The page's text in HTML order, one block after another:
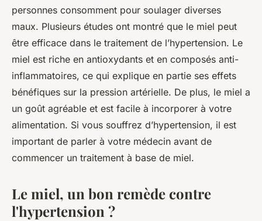
personnes consomment pour soulager diverses
maux. Plusieurs études ont montré que le miel peut
être efficace dans le traitement de l’hypertension. Le
miel est riche en antioxydants et en composés anti-
inflammatoires, ce qui explique en partie ses effets
bénéfiques sur la pression artérielle. De plus, le miel a
un goût agréable et est facile à incorporer à votre
alimentation. Si vous souffrez d’hypertension, il est
important de parler à votre médecin avant de
commencer un traitement à base de miel.
Le miel, un bon remède contre
l'hypertension ?